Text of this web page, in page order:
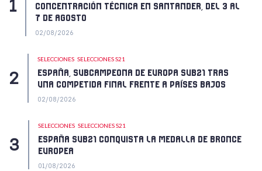
CONCENTRACIÓN TÉCNICA EN SANTANDER, DEL 3 AL
7 DE AGOSTO
02/08/2026
SELECCIONES SELECCIONES S21
ESPAÑA, SUBCAMPEONA DE EUROPA SUB21 TRAS
UNA COMPETIDA FINAL FRENTE A PAÍSES BAJOS
02/08/2026
SELECCIONES SELECCIONES S21
ESPAÑA SUB21 CONQUISTA LA MEDALLA DE BRONCE
EUROPEA
01/08/2026